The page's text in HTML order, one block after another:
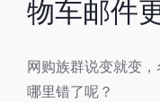
物车邮件
网购族群说变就变
哪里错了呢？